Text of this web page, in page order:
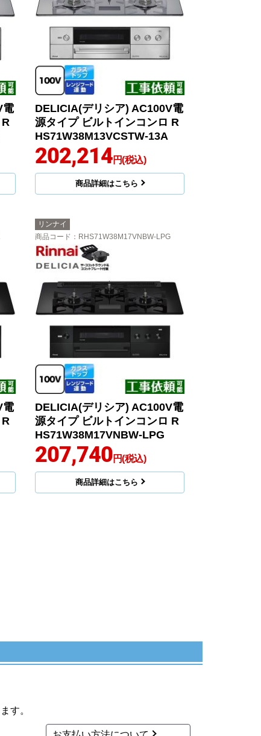
電
DELICIA(デリシア) AC100V電
源タイプ ビルトインコンロ R
HS71W38M13VCSTW-13A
202,214円(税込)
商品詳細はこちら
電
リンナイ
商品コード ：RHS71W38M17VNBW-LPG
DELICIA(デリシア) AC100V電
源タイプ ビルトインコンロ R
HS71W38M17VNBW-LPG
207,740円(税込)
商品詳細はこちら
す。